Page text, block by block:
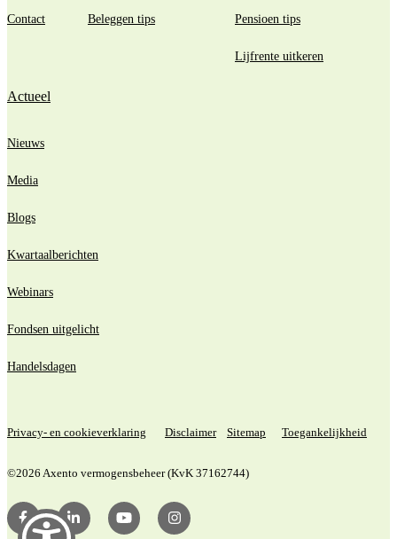
Contact Beleggen tips Pensioen tips
Lijfrente uitkeren
Actueel
Nieuws
Media
Blogs
Kwartaalberichten
Webinars
Fondsen uitgelicht
Handelsdagen
Privacy- en cookieverklaring Disclaimer Sitemap Toegankelijkheid
©2026 Axento vermogensbeheer (KvK 37162744)